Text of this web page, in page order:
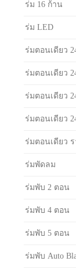
ร่ม 16 ก้าน
ร่ม LED
ร่มตอนเดียว
ร่มตอนเดียว
ร่มตอนเดียว
ร่มตอนเดียว
ร่มตอนเดียว
ร่มพัดลม
ร่มพับ 2 ตอน
ร่มพับ 4 ตอน
ร่มพับ 5 ตอน
ร่มพับ Auto